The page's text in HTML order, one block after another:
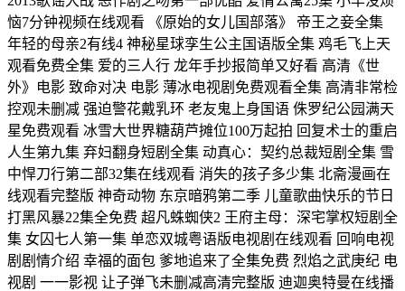
恼7分钟视频在线观看 《原始的女儿国部落》 帝王之妾全集
年轻的母亲2有线4 神秘星球孪生公主国语版全集 鸡毛飞上天
观看免费全集 爱的三人行 龙年手抄报简单又好看 高清《世
外》电影 致命对决 电影 薄冰电视剧免费观看全集 高清非常检
控观未删减 强迫警花戴乳环 老友鬼上身国语 侏罗纪公园满天
星免费观看 冰雪大世界糖葫芦摊位100万起拍 回复术士的重启
人生第九集 弃妇翻身短剧全集 动真心：契约总裁短剧全集 雪
中悍刀行第二部32集在线观看 消失的孩子多少集 北斋漫画在
线观看完整版 神奇动物 东京暗鸦第二季 儿童歌曲快乐的节日
打黑风暴22集全免费 超凡蛛蜘侠2 王府主母：深宅掌权短剧全
集 女囚七人第一集 单恋双城粤语版电视剧在线观看 回响电视
剧剧情介绍 幸福的面包 爹地追来了全集免费 烈焰之武庚纪 电
视剧 一一影视 让子弹飞未删减高清完整版 迪迦奥特曼在线播